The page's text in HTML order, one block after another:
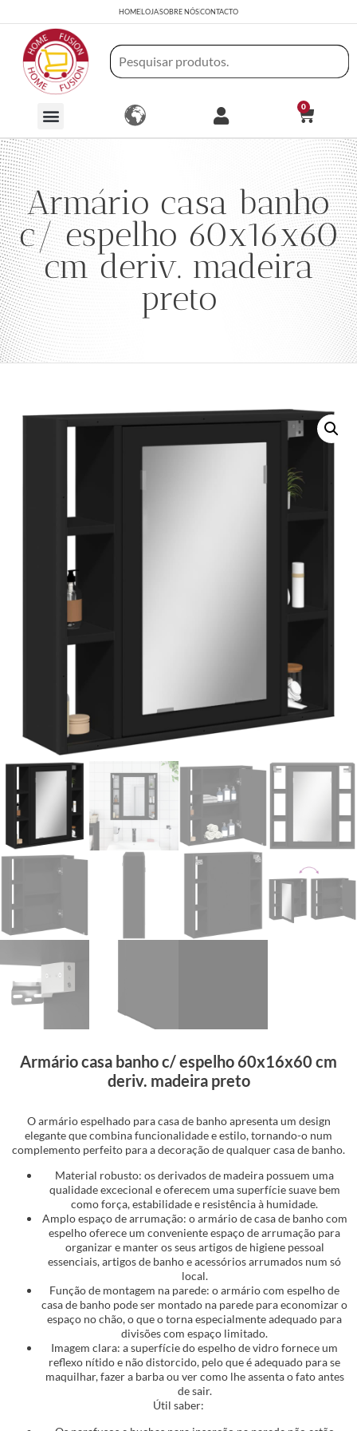
HOMELOJASOBRE NÓSCONTACTO
0
Armário casa banho
c/ espelho 60x16x60
cm deriv. madeira
preto
Armário casa banho c/ espelho 60x16x60 cm
deriv. madeira preto
O armário espelhado para casa de banho apresenta um design
elegante que combina funcionalidade e estilo, tornando-o num
complemento perfeito para a decoração de qualquer casa de banho.
Material robusto: os derivados de madeira possuem uma
qualidade excecional e oferecem uma superfície suave bem
como força, estabilidade e resistência à humidade.
Amplo espaço de arrumação: o armário de casa de banho com
espelho oferece um conveniente espaço de arrumação para
organizar e manter os seus artigos de higiene pessoal
essenciais, artigos de banho e acessórios arrumados num só
local.
Função de montagem na parede: o armário com espelho de
casa de banho pode ser montado na parede para economizar o
espaço no chão, o que o torna especialmente adequado para
divisões com espaço limitado.
Imagem clara: a superfície do espelho de vidro fornece um
reflexo nítido e não distorcido, pelo que é adequado para se
maquilhar, fazer a barba ou ver como lhe assenta o fato antes
de sair.
Útil saber: